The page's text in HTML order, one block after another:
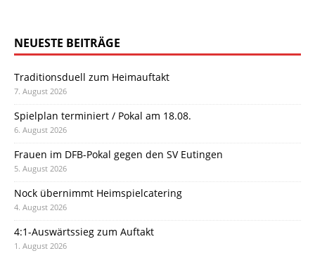
NEUESTE BEITRÄGE
Traditionsduell zum Heimauftakt
7. August 2026
Spielplan terminiert / Pokal am 18.08.
6. August 2026
Frauen im DFB-Pokal gegen den SV Eutingen
5. August 2026
Nock übernimmt Heimspielcatering
4. August 2026
4:1-Auswärtssieg zum Auftakt
1. August 2026